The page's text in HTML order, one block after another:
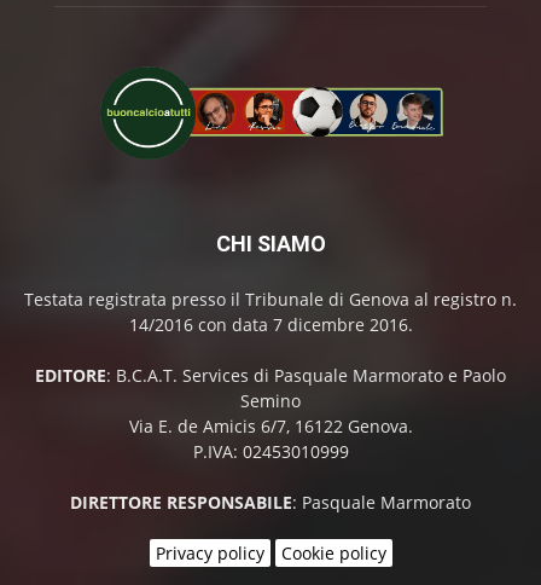
CHI SIAMO
Testata registrata presso il Tribunale di Genova al registro n.
14/2016 con data 7 dicembre 2016.
EDITORE: B.C.A.T. Services di Pasquale Marmorato e Paolo
Semino
Via E. de Amicis 6/7, 16122 Genova.
P.IVA: 02453010999
DIRETTORE RESPONSABILE: Pasquale Marmorato
Privacy policy Cookie policy